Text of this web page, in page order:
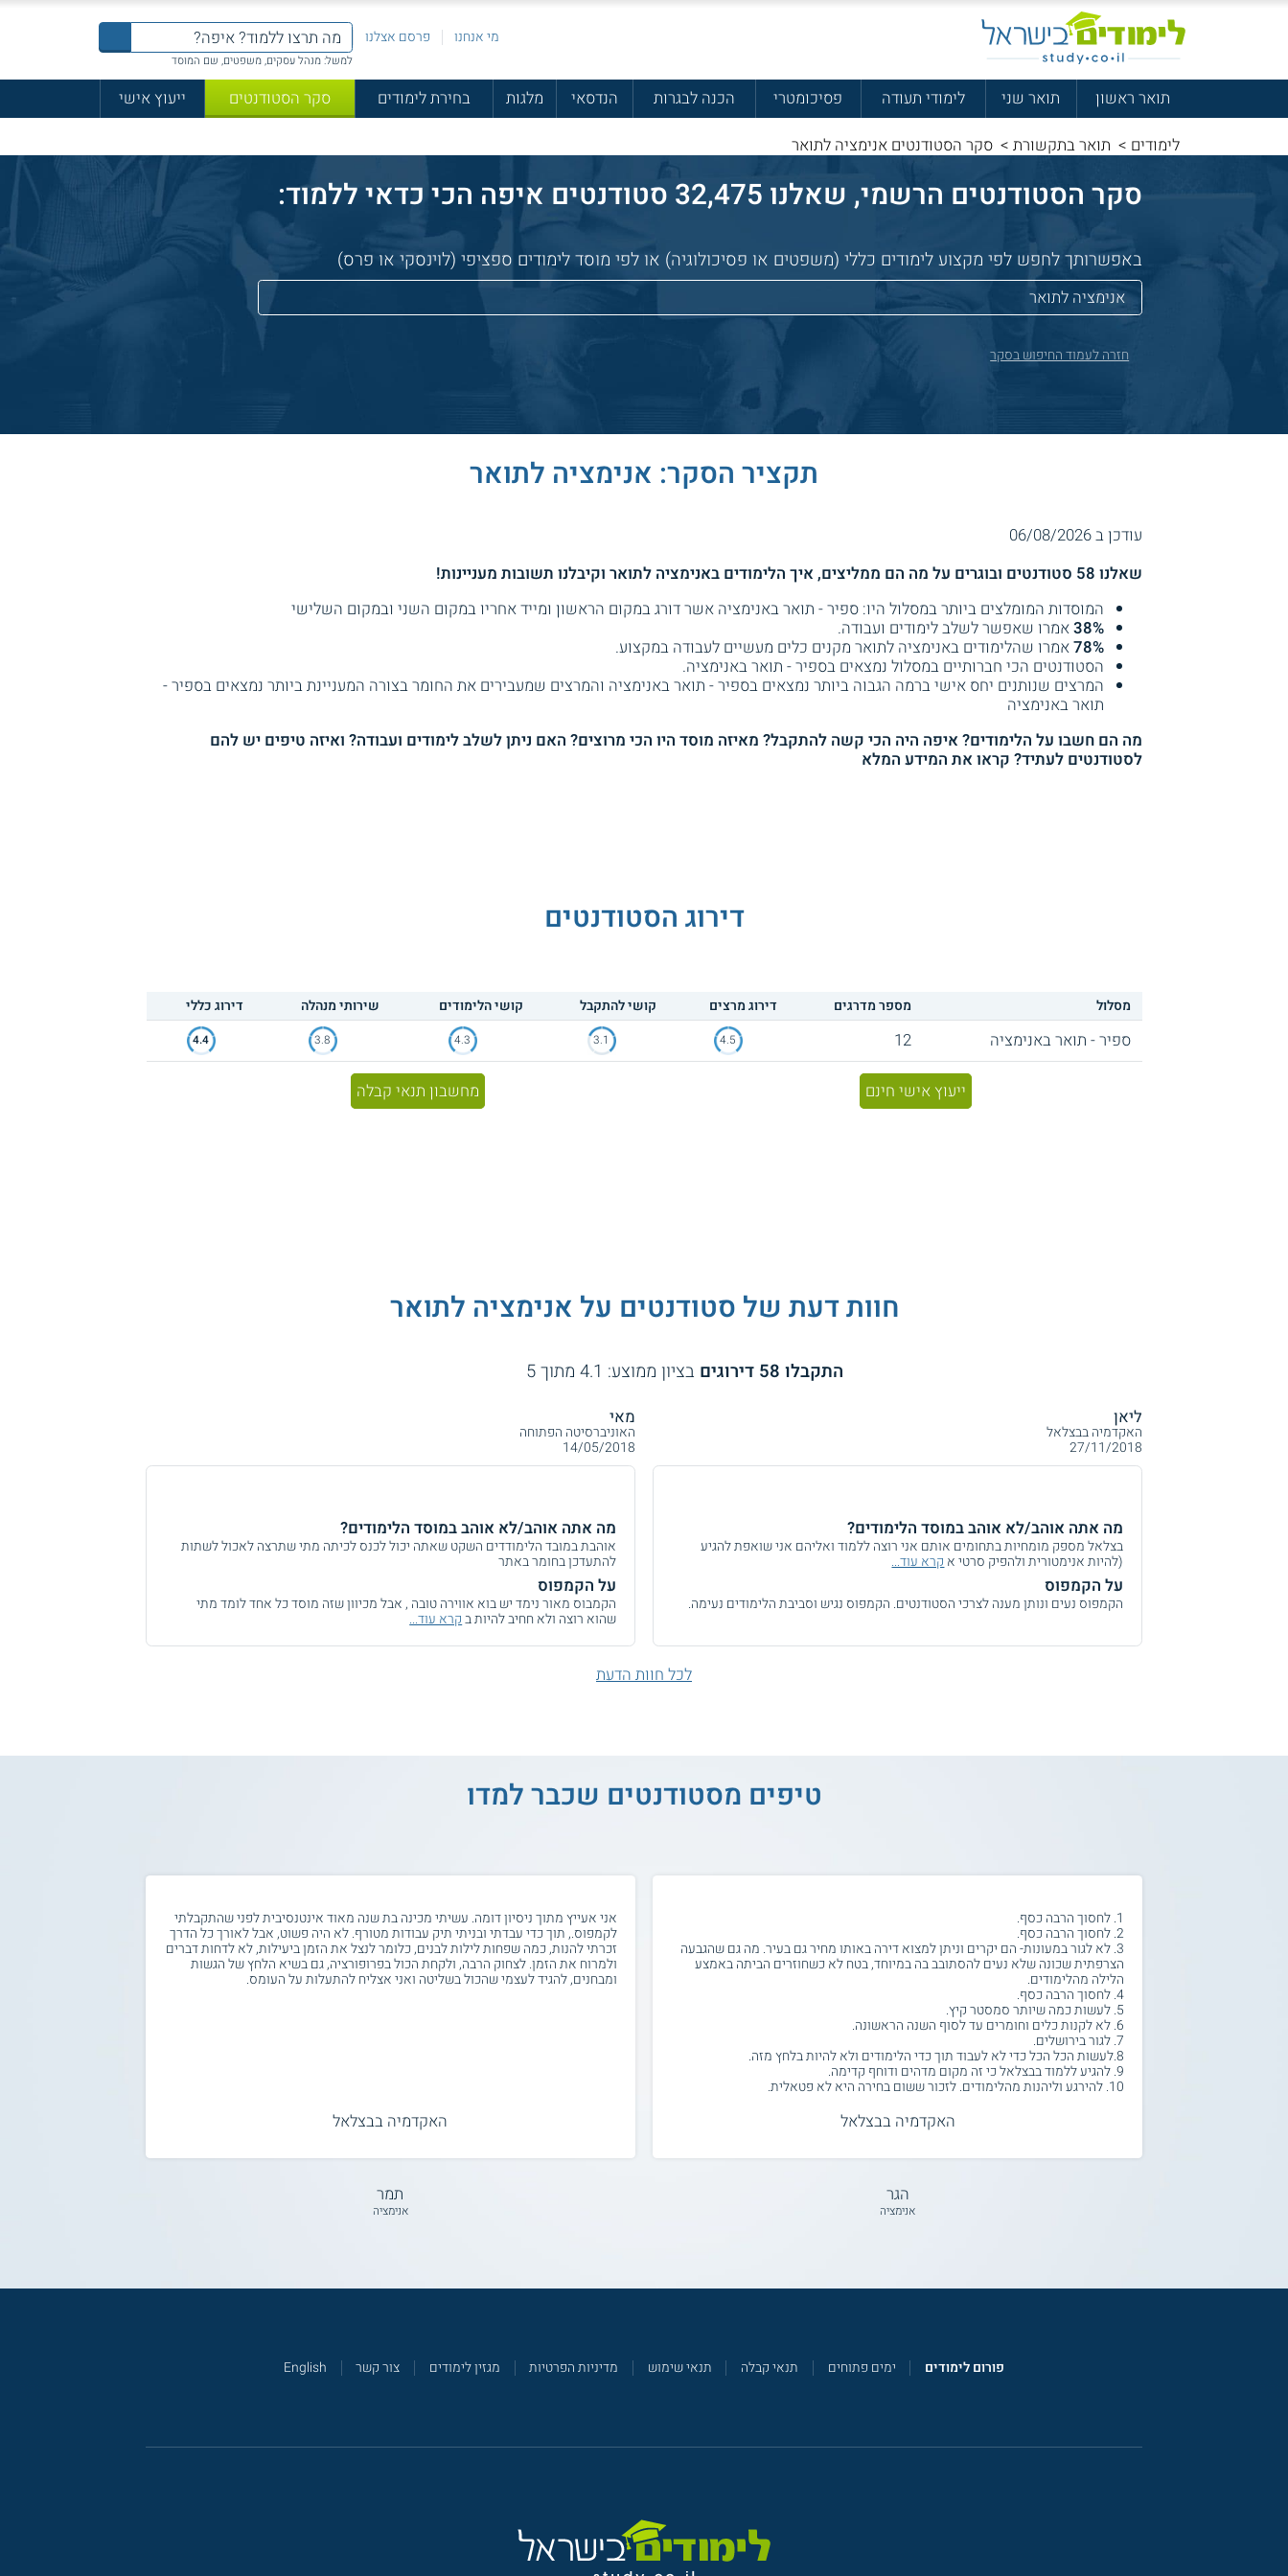
מי אנחנו פרסם אצלנו
למשל: מנהל עסקים, משפטים, שם המוסד
תואר ראשון תואר שני לימודי תעודה פסיכומטרי הכנה לבגרות הנדסאי מלגות בחירת לימודים סקר הסטודנטים
ייעוץ אישי
לימודים > תואר בתקשורת > סקר הסטודנטים אנימציה לתואר
סקר הסטודנטים הרשמי, שאלנו 32,475 סטודנטים איפה הכי כדאי ללמוד:
באפשרותך לחפש לפי מקצוע לימודים כללי (משפטים או פסיכולוגיה) או לפי מוסד לימודים ספציפי (לוינסקי או פרס)
חזרה לעמוד החיפוש בסקר
תקציר הסקר: אנימציה לתואר
עודכן ב 06/08/2026
שאלנו 58 סטודנטים ובוגרים על מה הם ממליצים, איך הלימודים באנימציה לתואר וקיבלנו תשובות מעניינות!
המוסדות המומלצים ביותר במסלול היו: ספיר - תואר באנימציה אשר דורג במקום הראשון ומייד אחריו במקום השני ובמקום השלישי
38%אמרו שאפשר לשלב לימודים ועבודה.
78%אמרו שהלימודים באנימציה לתואר מקנים כלים מעשיים לעבודה במקצוע.
הסטודנטים הכי חברותיים במסלול נמצאים בספיר - תואר באנימציה.
המרצים שנותנים יחס אישי ברמה הגבוה ביותר נמצאים בספיר - תואר באנימציה והמרצים שמעבירים את החומר בצורה המעניינת ביותר נמצאים בספיר -
תואר באנימציה
מה הם חשבו על הלימודים? איפה היה הכי קשה להתקבל? מאיזה מוסד היו הכי מרוצים? האם ניתן לשלב לימודים ועבודה? ואיזה טיפים יש להם
לסטודנטים לעתיד? קראו את המידע המלא
דירוג הסטודנטים
מסלול מספר מדרגים דירוג מרצים קושי להתקבל קושי הלימודים שירותי מנהלה דירוג כללי
ספיר - תואר באנימציה 12
4.5
3.1
4.3
3.8
4.4
ייעוץ אישי חינם מחשבון תנאי קבלה
חוות דעת של סטודנטים על אנימציה לתואר
התקבלו 58 דירוגים בציון ממוצע: 4.1מתוך5
ליאן
האקדמיה בבצלאל
27/11/2018
מה אתה אוהב/לא אוהב במוסד הלימודים?
בצלאל מספק מומחיות בתחומים אותם אני רוצה ללמוד ואליהם אני שואפת להגיע
(להיות אנימטורית ולהפיק סרטי א קרא עוד...
על הקמפוס
הקמפוס נעים ונותן מענה לצרכי הסטודנטים. הקמפוס נגיש וסביבת הלימודים נעימה.
מאי
האוניברסיטה הפתוחה
14/05/2018
מה אתה אוהב/לא אוהב במוסד הלימודים?
אוהבת במובד הלימודדים השקט שאתה יכול לכנס לכיתה מתי שתרצה לאכול לשתות
להתעדכן בחומר באתר
על הקמפוס
הקמבוס מאור נימד יש בוא אווירה טובה , אבל מכיוון שזה מוסד כל אחד לומד מתי
שהוא רוצה ולא חחיב להיות ב קרא עוד...
לכל חוות הדעת
טיפים מסטודנטים שכבר למדו
1. לחסוך הרבה כסף.
2. לחסוך הרבה כסף.
3. לא לגור במעונות- הם יקרים וניתן למצוא דירה באותו מחיר גם בעיר. מה גם שהגבעה
הצרפתית שכונה שלא נעים להסתובב בה במיוחד, בטח לא כשחוזרים הביתה באמצע
הלילה מהלימודים.
4. לחסוך הרבה כסף.
5. לעשות כמה שיותר סמסטר קיץ.
6. לא לקנות כלים וחומרים עד לסוף השנה הראשונה.
7. לגור בירושלים.
8.לעשות הכל הכל כדי לא לעבוד תוך כדי הלימודים ולא להיות בלחץ מזה.
9. להגיע ללמוד בבצלאל כי זה מקום מדהים ודוחף קדימה.
10. להירגע וליהנות מהלימודים. לזכור ששום בחירה היא לא פטאלית.
האקדמיה בבצלאל
הגר
אנימציה
אני אעייץ מתוך ניסיון דומה. עשיתי מכינה בת שנה מאוד אינטנסיבית לפני שהתקבלתי
לקמפוס., תוך כדי עבדתי ובניתי תיק עבודות מטורף. לא היה פשוט, אבל לאורך כל הדרך
זכרתי להנות, כמה שפחות לילות לבנים, כלומר לנצל את הזמן ביעילות, לא לדחות דברים
ולמרוח את הזמן. לצחוק הרבה, ולקחת הכול בפרופורציה, גם בשיא הלחץ של הגשות
ומבחנים, להגיד לעצמי שהכול בשליטה ואני אצליח להתעלות על העומס.
האקדמיה בבצלאל
תמר
אנימציה
פורום לימודים ימים פתוחים תנאי קבלה תנאי שימוש מדיניות הפרטיות מגזין לימודים צור קשר English